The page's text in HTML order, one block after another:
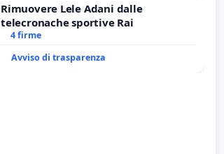
Rimuovere Lele Adani dalle
telecronache sportive Rai
4 firme
Avviso di trasparenza